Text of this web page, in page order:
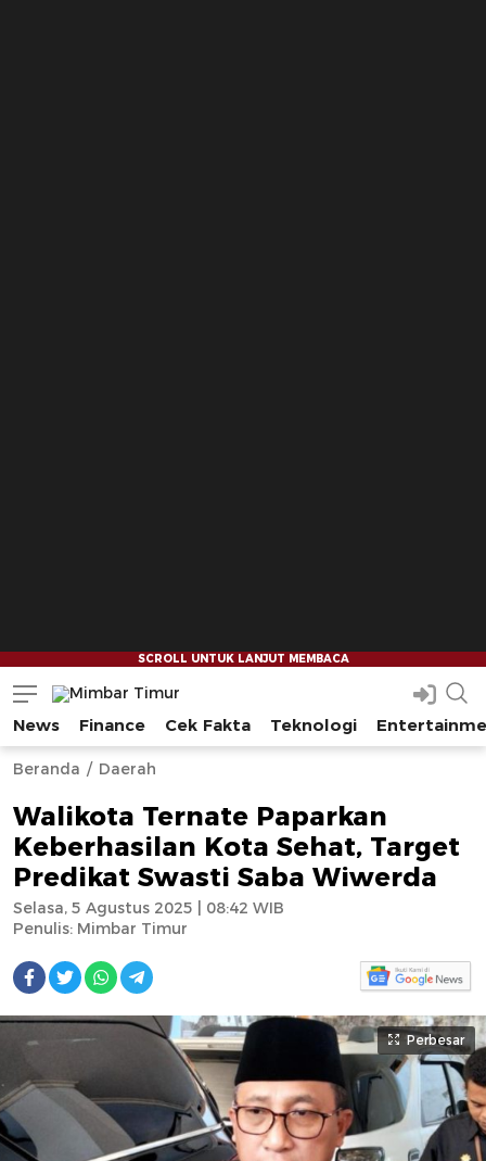
Mimbar Timur
Media Berjaringan Indonesia Timur
News Finance Cek Fakta Teknologi
Beranda Daerah
Walikota Ternate Paparkan
Keberhasilan Kota Sehat, Target
Predikat Swasti Saba Wiwerda
Penulis: Mimbar Timur
Selasa, 5 Agustus 2025 | 08:42 WIB
Perbesar